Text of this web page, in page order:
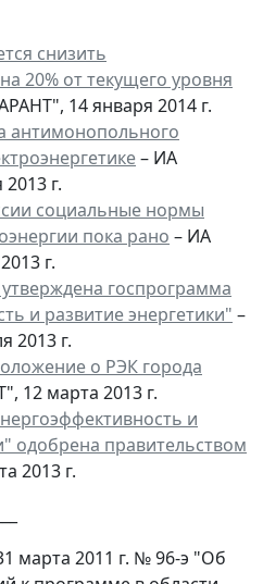
снизить
20% от текущего уровня
14 января 2014 г.
антимонопольного
– ИА
г.
социальные нормы
пока рано – ИА
г.
госпрограмма
и развитие энергетики" –
2013 г.
о РЭК города
12 марта 2013 г.
и
одобрена правительством
2013 г.
марта 2011 г. № 96-э "Об